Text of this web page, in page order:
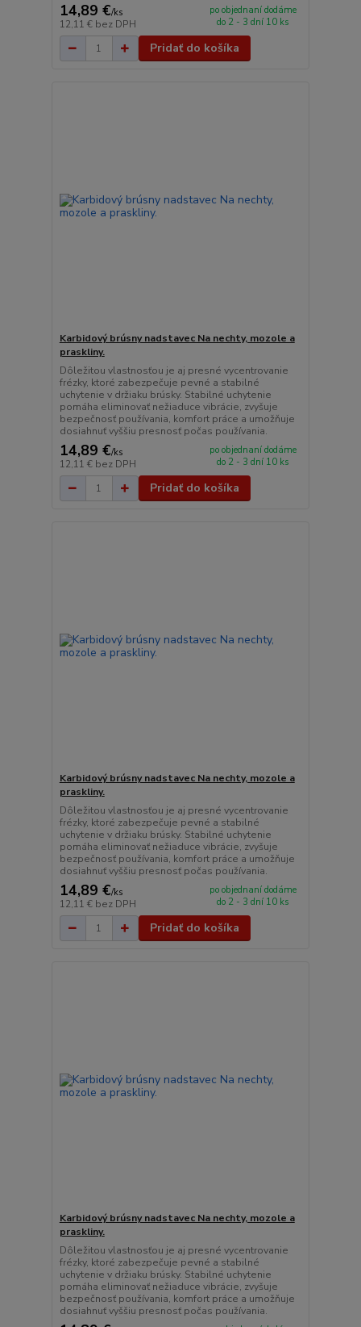
14,89 €/ks
12,11 € bez DPH
po objednaní dodáme
do 2 - 3 dní 10 ks
Pridať do košíka
Karbidový brúsny nadstavec Na nechty, mozole a
praskliny.
Dôležitou vlastnosťou je aj presné vycentrovanie
frézky, ktoré zabezpečuje pevné a stabilné
uchytenie v držiaku brúsky. Stabilné uchytenie
pomáha eliminovať nežiaduce vibrácie, zvyšuje
bezpečnosť používania, komfort práce a umožňuje
dosiahnuť vyššiu presnosť počas používania.
14,89 €/ks
12,11 € bez DPH
po objednaní dodáme
do 2 - 3 dní 10 ks
Pridať do košíka
Karbidový brúsny nadstavec Na nechty, mozole a
praskliny.
Dôležitou vlastnosťou je aj presné vycentrovanie
frézky, ktoré zabezpečuje pevné a stabilné
uchytenie v držiaku brúsky. Stabilné uchytenie
pomáha eliminovať nežiaduce vibrácie, zvyšuje
bezpečnosť používania, komfort práce a umožňuje
dosiahnuť vyššiu presnosť počas používania.
14,89 €/ks
12,11 € bez DPH
po objednaní dodáme
do 2 - 3 dní 10 ks
Pridať do košíka
Karbidový brúsny nadstavec Na nechty, mozole a
praskliny.
Dôležitou vlastnosťou je aj presné vycentrovanie
frézky, ktoré zabezpečuje pevné a stabilné
uchytenie v držiaku brúsky. Stabilné uchytenie
pomáha eliminovať nežiaduce vibrácie, zvyšuje
bezpečnosť používania, komfort práce a umožňuje
dosiahnuť vyššiu presnosť počas používania.